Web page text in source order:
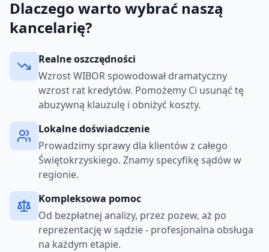
Dlaczego warto wybrać naszą
kancelarię?
Realne oszczędności
Wzrost WIBOR spowodował dramatyczny
wzrost rat kredytów. Pomożemy Ci usunąć tę
abuzywną klauzulę i obniżyć koszty.
Lokalne doświadczenie
Prowadzimy sprawy dla klientów z całego
Świętokrzyskiego. Znamy specyfikę sądów w
regionie.
Kompleksowa pomoc
Od bezpłatnej analizy, przez pozew, aż po
reprezentację w sądzie - profesjonalna obsługa
na każdym etapie.